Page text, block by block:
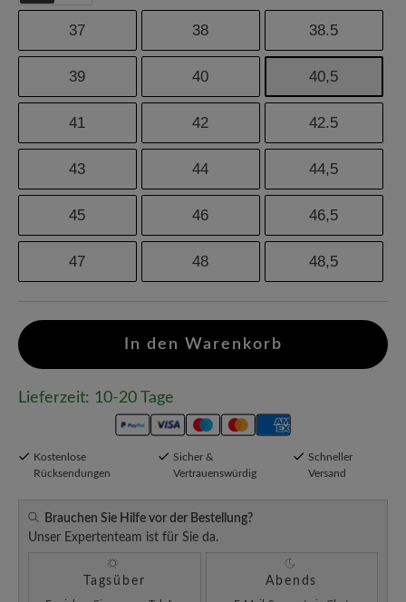
37 38 38.5
39 40 40,5
41 42 42.5
43 44 44,5
45 46 46,5
47 48 48,5
In den Warenkorb
Lieferzeit: 10-20 Tage
Kostenlose
Rücksendungen
Sicher &
Vertrauenswürdig
Schneller
Versand
Brauchen Sie Hilfe vor der Bestellung?
Unser Expertenteam ist für Sie da.
Tagsüber Abends